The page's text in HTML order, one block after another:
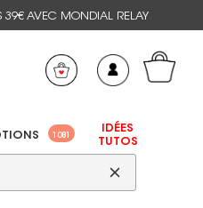
39€ AVEC MONDIAL RELAY
1081
IDÉES
TUTOS